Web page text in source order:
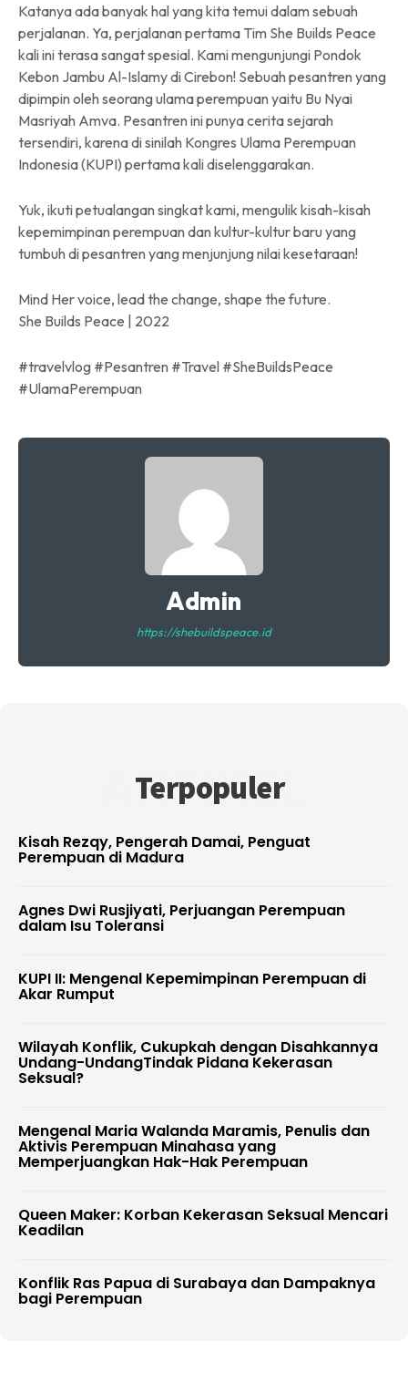
Katanya ada banyak hal yang kita temui dalam sebuah
perjalanan. Ya, perjalanan pertama Tim She Builds Peace
kali ini terasa sangat spesial. Kami mengunjungi Pondok
Kebon Jambu Al-Islamy di Cirebon! Sebuah pesantren yang
dipimpin oleh seorang ulama perempuan yaitu Bu Nyai
Masriyah Amva. Pesantren ini punya cerita sejarah
tersendiri, karena di sinilah Kongres Ulama Perempuan
Indonesia (KUPI) pertama kali diselenggarakan.
Yuk, ikuti petualangan singkat kami, mengulik kisah-kisah
kepemimpinan perempuan dan kultur-kultur baru yang
tumbuh di pesantren yang menjunjung nilai kesetaraan!
Mind Her voice, lead the change, shape the future.
She Builds Peace | 2022
#travelvlog #Pesantren #Travel #SheBuildsPeace
#UlamaPerempuan
Admin
https://shebuildspeace.id
Terpopuler
ARTIKEL
Kisah Rezqy, Pengerah Damai, Penguat
Perempuan di Madura
Agnes Dwi Rusjiyati, Perjuangan Perempuan
dalam Isu Toleransi
KUPI II: Mengenal Kepemimpinan Perempuan di
Akar Rumput
Wilayah Konflik, Cukupkah dengan Disahkannya
Undang-UndangTindak Pidana Kekerasan
Seksual?
Mengenal Maria Walanda Maramis, Penulis dan
Aktivis Perempuan Minahasa yang
Memperjuangkan Hak-Hak Perempuan
Queen Maker: Korban Kekerasan Seksual Mencari
Keadilan
Konflik Ras Papua di Surabaya dan Dampaknya
bagi Perempuan